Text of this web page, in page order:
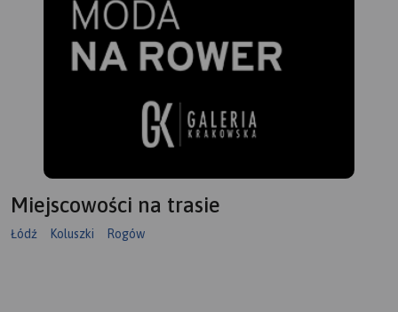
Miejscowości na trasie
Łódź Koluszki Rogów